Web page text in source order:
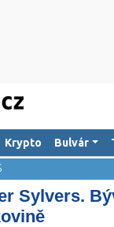
Krypto Bulvár
Sylvers.